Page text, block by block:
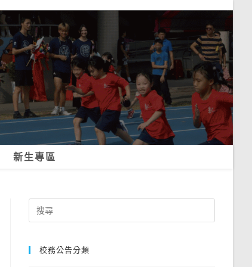
新生專區
Search
for:
校務公告分類